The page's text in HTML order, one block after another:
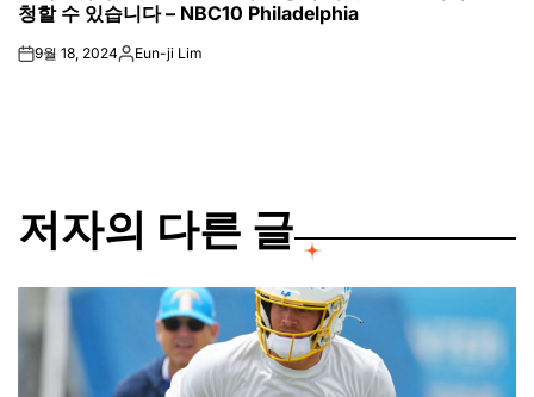
청할 수 있습니다 – NBC10 Philadelphia
on9월 18, 2024Posted
Eun-ji Lim
저자의 다른 글